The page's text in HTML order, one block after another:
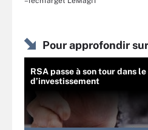
Pour approfondir
RSA passe à son tour dans
d’investissement